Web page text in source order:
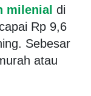
milenial di
Rp 9,6
Sebesar
atau